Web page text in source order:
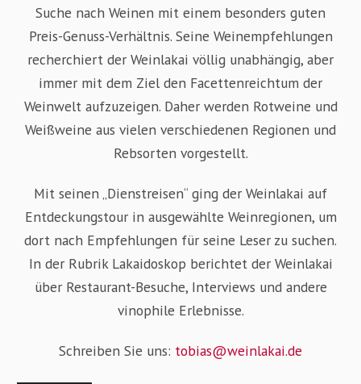
Suche nach Weinen mit einem besonders guten
Preis-Genuss-Verhältnis. Seine Weinempfehlungen
recherchiert der Weinlakai völlig unabhängig, aber
immer mit dem Ziel den Facettenreichtum der
Weinwelt aufzuzeigen. Daher werden Rotweine und
Weißweine aus vielen verschiedenen Regionen und
Rebsorten vorgestellt.
Mit seinen „Dienstreisen“ ging der Weinlakai auf
Entdeckungstour in ausgewählte Weinregionen, um
dort nach Empfehlungen für seine Leser zu suchen.
In der Rubrik Lakaidoskop berichtet der Weinlakai
über Restaurant-Besuche, Interviews und andere
vinophile Erlebnisse.
Schreiben Sie uns: tobias@weinlakai.de